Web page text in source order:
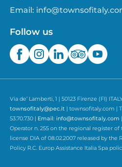
Email:
Follow us
Via de’ Lamberti, 1 | 50123 Firenze (FI)
townsofitaly@pec.it | townsofitaly.com |
53.70.730 | Email: info@townsofitaly.com
Operator n. 255 on the regional register
license DIA of 08.02.2007 released by the
Policy R.C. Europ Assistance Italia Spa